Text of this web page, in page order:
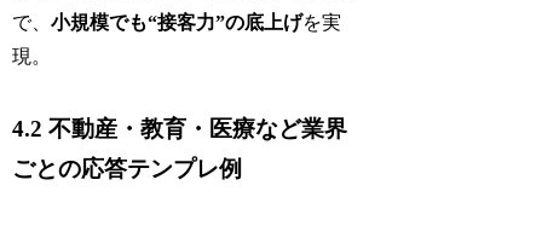
で、小規模でも“接客力”の底上げを実
現。
4.2 不動産・教育・医療など業界
ごとの応答テンプレ例